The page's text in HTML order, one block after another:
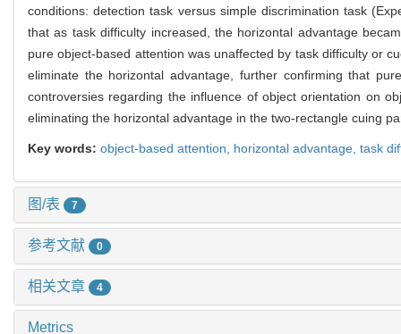
conditions: detection task versus simple discrimination task
that as task difficulty increased, the horizontal advantage
pure object-based attention was unaffected by task difficulty or
eliminate the horizontal advantage, further confirming that
controversies regarding the influence of object orientation on
eliminating the horizontal advantage in the two-rectangle cuing
Key words: object-based attention, horizontal advantage, task
图/表 7
参考文献 0
相关文章 4
Metrics